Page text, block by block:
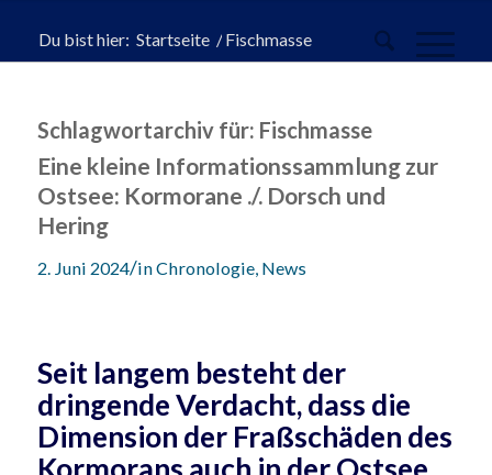
Du bist hier: Startseite / Fischmasse
Schlagwortarchiv für: Fischmasse
Eine kleine Informationssammlung zur
Ostsee: Kormorane ./. Dorsch und
Hering
2. Juni 2024/inChronologie, News
Seit langem besteht der
dringende Verdacht, dass die
Dimension der Fraßschäden des